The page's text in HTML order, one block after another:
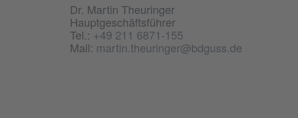
Dr. Martin Theuringer
Hauptgeschäftsführer
Tel.:+49 211 6871-155
Mail: martin.theuringer@bdguss.de